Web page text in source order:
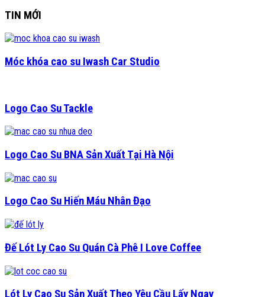
TIN MỚI
Móc khóa cao su Iwash Car Studio
Logo Cao Su Tackle
Logo Cao Su BNA Sản Xuất Tại Hà Nội
Logo Cao Su Hiến Máu Nhân Đạo
Đế Lót Ly Cao Su Quán Cà Phê I Love Coffee
Lót Ly Cao Su Sản Xuất Theo Yêu Cầu Lấy Ngay